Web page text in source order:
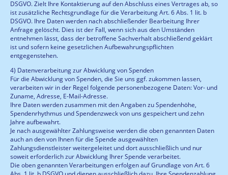
DSGVO. Zielt Ihre Kontaktierung auf den Abschluss eines Vertrages ab, so
ist zusätzliche Rechtsgrundlage für die Verarbeitung Art. 6 Abs. 1 lit. b
DSGVO. Ihre Daten werden nach abschließender Bearbeitung Ihrer
Anfrage gelöscht. Dies ist der Fall, wenn sich aus den Umständen
entnehmen lässt, dass der betroffene Sachverhalt abschließend geklärt
ist und sofern keine gesetzlichen Aufbewahrungspflichten
entgegenstehen.
4) Datenverarbeitung zur Abwicklung von Spenden
Für die Abwicklung von Spenden, die Sie uns ggf. zukommen lassen,
verarbeiten wir in der Regel folgende personenbezogene Daten: Vor- und
Zuname, Adresse, E-Mail-Adresse.
Ihre Daten werden zusammen mit den Angaben zu Spendenhöhe,
Spendenrhythmus und Spendenzweck von uns gespeichert und zehn
Jahre aufbewahrt.
Je nach ausgewählter Zahlungsweise werden die oben genannten Daten
auch an den von Ihnen für die Spende ausgewählten
Zahlungsdienstleister weitergeleitet und dort ausschließlich und nur
soweit erforderlich zur Abwicklung Ihrer Spende verarbeitet.
Die oben genannten Verarbeitungen erfolgen auf Grundlage von Art. 6